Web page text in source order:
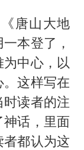
唐山大地
本登了，
中心，以
这样写在
读者的注
话，里面
都认为这